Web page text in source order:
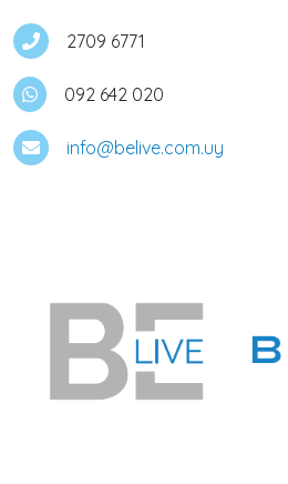
2709 6771
092 642 020
info@belive.com.uy